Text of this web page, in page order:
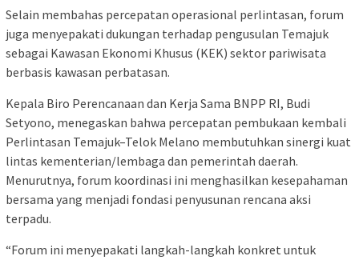
Selain membahas percepatan operasional perlintasan, forum
juga menyepakati dukungan terhadap pengusulan Temajuk
sebagai Kawasan Ekonomi Khusus (KEK) sektor pariwisata
berbasis kawasan perbatasan.
Kepala Biro Perencanaan dan Kerja Sama BNPP RI, Budi
Setyono, menegaskan bahwa percepatan pembukaan kembali
Perlintasan Temajuk–Telok Melano membutuhkan sinergi kuat
lintas kementerian/lembaga dan pemerintah daerah.
Menurutnya, forum koordinasi ini menghasilkan kesepahaman
bersama yang menjadi fondasi penyusunan rencana aksi
terpadu.
“Forum ini menyepakati langkah-langkah konkret untuk